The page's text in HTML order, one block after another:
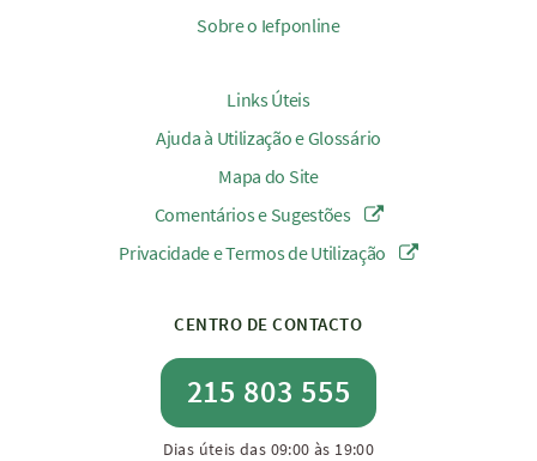
Sobre o Iefponline
Links Úteis
Ajuda à Utilização e Glossário
Mapa do Site
Comentários e Sugestões
Privacidade e Termos de Utilização
CENTRO DE CONTACTO
215 803 555
Dias úteis das 09:00 às 19:00